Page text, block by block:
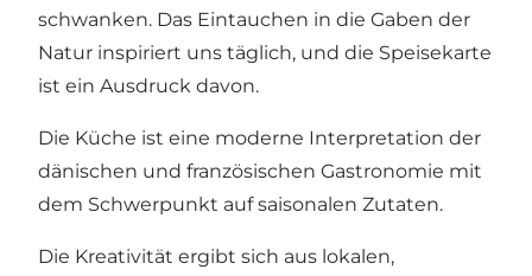
schwanken. Das Eintauchen in die Gaben der
Natur inspiriert uns täglich, und die Speisekarte
ist ein Ausdruck davon.
Die Küche ist eine moderne Interpretation der
dänischen und französischen Gastronomie mit
dem Schwerpunkt auf saisonalen Zutaten.
Die Kreativität ergibt sich aus lokalen,